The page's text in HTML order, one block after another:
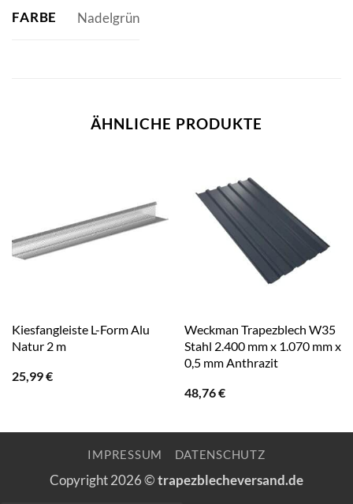
FARBE Nadelgrün
ÄHNLICHE PRODUKTE
Kiesfangleiste L-Form Alu
Natur 2 m
25,99€
Weckman Trapezblech W35
Stahl 2.400 mm x 1.070 mm x
0,5 mm Anthrazit
48,76€
IMPRESSUM DATENSCHUTZ
Copyright 2026 ©trapezblecheversand.de